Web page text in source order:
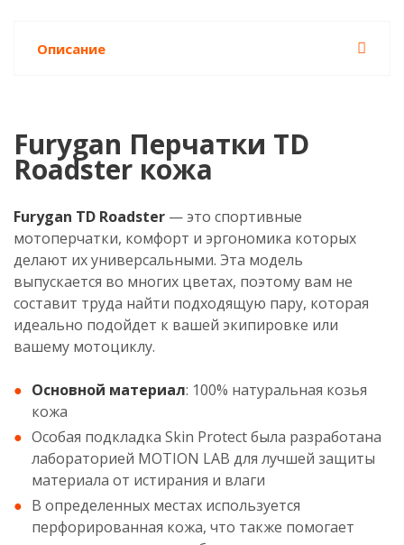
Описание
Furygan Перчатки TD
Roadster кожа
Furygan TD Roadster — это спортивные
мотоперчатки, комфорт и эргономика которых
делают их универсальными. Эта модель
выпускается во многих цветах, поэтому вам не
составит труда найти подходящую пару, которая
идеально подойдет к вашей экипировке или
вашему мотоциклу.
Основной материал: 100% натуральная козья
кожа
Особая подкладка Skin Protect была разработана
лабораторией MOTION LAB для лучшей защиты
материала от истирания и влаги
В определенных местах используется
перфорированная кожа, что также помогает